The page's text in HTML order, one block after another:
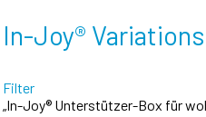
In-Joy®
Filter
„In-Joy® Unterstützer-Box für